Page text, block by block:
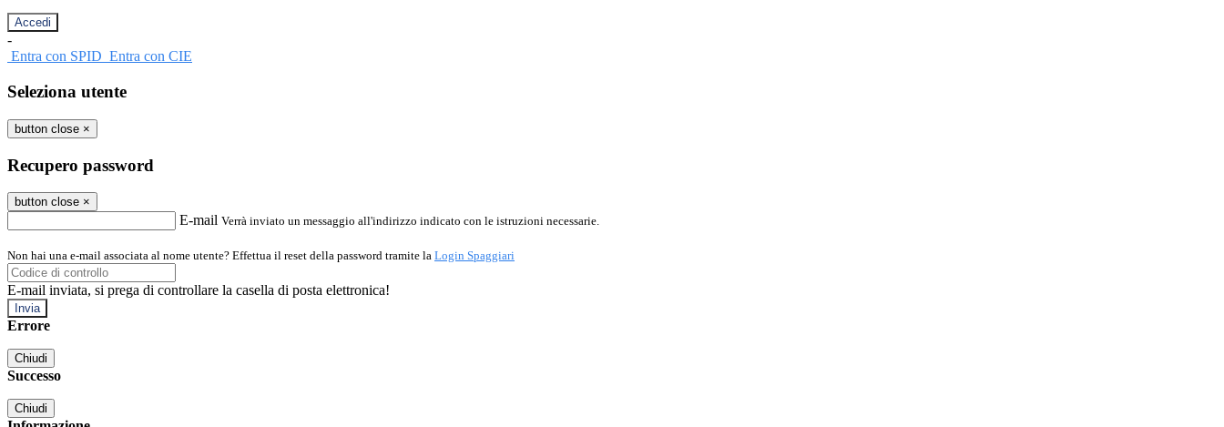
-
Entra con SPID Entra con CIE
Seleziona utente
button close ×
Recupero password
button close ×
E-mail Verrà inviato un messaggio all'indirizzo indicato con le istruzioni necessarie.
Non hai una e-mail associata al nome utente? Effettua il reset della password tramite la Login Spaggiari
E-mail inviata, si prega di controllare la casella di posta elettronica!
Errore
Chiudi
Successo
Chiudi